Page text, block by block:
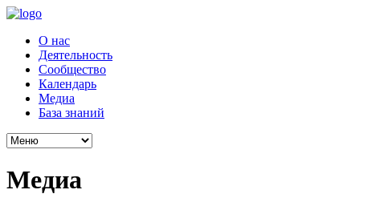
О нас
Деятельность
Сообщество
Календарь
Медиа
База знаний
Медиа